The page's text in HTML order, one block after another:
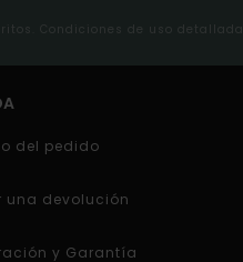
Condiciones de uso
del pedido
una devolución
y Garantía